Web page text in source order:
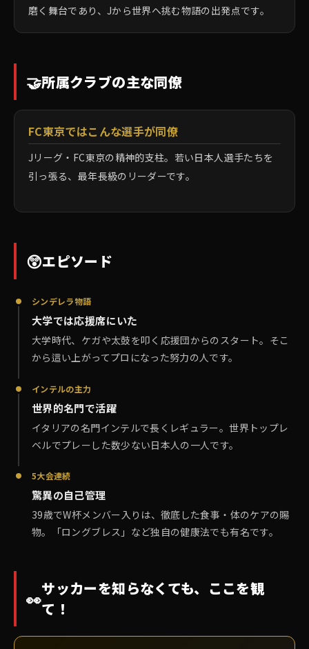
磨く舞台であり、Jから世界へ挑む物語の出発点です。
🤝所属クラブの主な同僚
FC東京ではこんな選手が同僚
Jリーグ・FC東京の精神的支柱。若い日本人選手たちを
引っ張る、最年長級のリーダーです。
😲エピソード
シンデレラ物語
大学では応援席にいた
大学時代、ケガや太鼓を叩く応援団からのスタート。そこ
から這い上がってプロになった努力の人です。
インテルの主力
世界的名門で活躍
イタリアの名門インテルで長くレギュラー。世界トップレ
ベルでプレーした数少ない日本人の一人です。
5大会連続
驚異の自己管理
39歳でW杯メンバー入りは、徹底した食事・体のケアの賜
物。「ロングブレス」など独自の健康法でも有名です。
👀サッカーを知らなくても、ここを観
て！